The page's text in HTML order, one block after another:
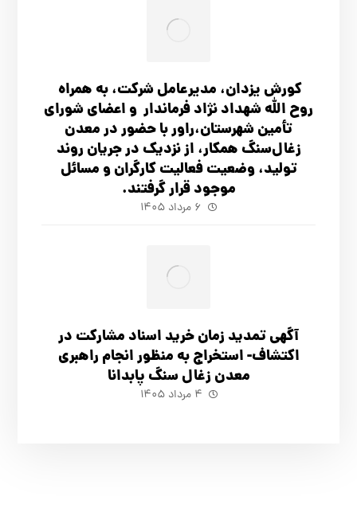
کورش یزدان، مدیرعامل شرکت، به همراه
روح الله شهداد نژاد فرماندار و اعضای شورای
تأ‌مین شهرستان،راور با حضور در معدن
زغال‌سنگ همکار، از نزدیک در جریان روند
تولید، وضعیت فعالیت کارگران و مسائل
موجود قرار گرفتند.
۶ مرداد ۱۴۰۵
آگهي تمدید زمان خرید اسناد مشارکت در
اکتشاف- استخراج به منظور انجام راهبری
معدن زغال سنگ پابدانا
۴ مرداد ۱۴۰۵